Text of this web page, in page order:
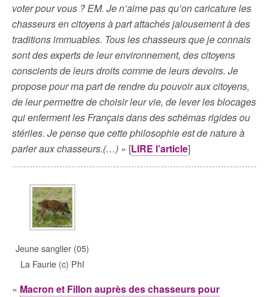
voter pour vous ? EM. Je n’aime pas qu’on caricature les
chasseurs en citoyens à part attachés jalousement à des
traditions immuables. Tous les chasseurs que je connais
sont des experts de leur environnement, des citoyens
conscients de leurs droits comme de leurs devoirs. Je
propose pour ma part de rendre du pouvoir aux citoyens,
de leur permettre de choisir leur vie, de lever les blocages
qui enferment les Français dans des schémas rigides ou
stériles. Je pense que cette philosophie est de nature à
parler aux chasseurs.(…) » [LIRE l’article]
Jeune sanglier (05)
La Faurie (c) PhI
« Macron et Fillon auprès des chasseurs pour